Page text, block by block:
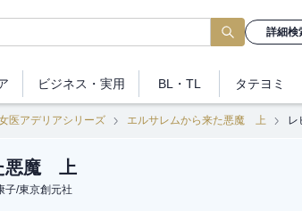
詳細検
ビジネス ・実用 BL・TL タテヨミ
医アデリアシリーズ エルサレムから来た悪魔 上 レ
悪魔 上
子/東京創元社